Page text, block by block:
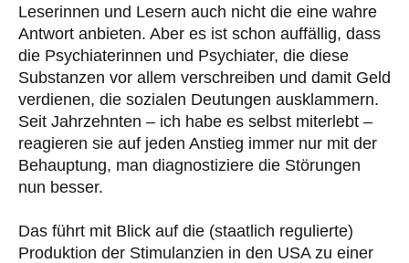
Leserinnen und Lesern auch nicht die eine wahre
Antwort anbieten. Aber es ist schon auffällig, dass
die Psychiaterinnen und Psychiater, die diese
Substanzen vor allem verschreiben und damit Geld
verdienen, die sozialen Deutungen ausklammern.
Seit Jahrzehnten – ich habe es selbst miterlebt –
reagieren sie auf jeden Anstieg immer nur mit der
Behauptung, man diagnostiziere die Störungen
nun besser.
Das führt mit Blick auf die (staatlich regulierte)
Produktion der Stimulanzien in den USA zu einer